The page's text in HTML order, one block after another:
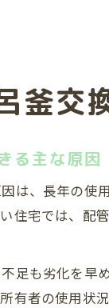
風
釜交
る主な原因
は、長年の使
住宅では、配
足も劣化を
有者の使用状